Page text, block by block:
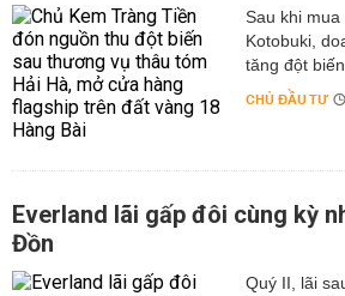
Sau khi mua
Kotobuki,
tăng đột
CHỦ ĐẦU TƯ
Everland lãi gấp đôi cùng kỳ
Đồn
Quý II, lãi